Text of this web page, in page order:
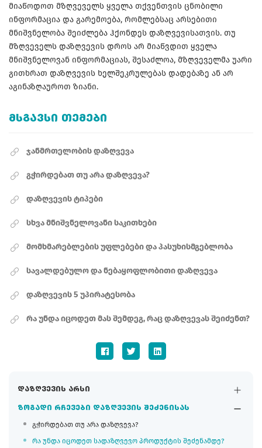
დაზღვევის არსი
ზოგადი რჩევები დაზღვევის შეძენისას
გჭირდებათ თუ არა დაზღვევა?
რა უნდა იცოდეთ სადაზღვევო პროდუქტის შეძენამდე?
მიაწოდოთ მზღვეველს ყველა თქვენთვის ცნობილი
ინფორმაცია და გარემოება, რომლებსაც არსებითი
მნიშვნელობა შეიძლება ჰქონდეს დაზღვევისათვის. თუ
მზღვეველს დაზღვევის დროს არ მიაწვდით ყველა
მნიშვნელოვან ინფორმაციას, შესაძლოა, მზღვეველმა უარი
გითხრათ დაზღვევის ხელშეკრულებას დადებაზე ან არ
აგინაზღაუროთ ზიანი.
ᲛᲡᲒᲐᲕᲡᲘ ᲗᲔᲛᲔᲑᲘ
ჯანმრთელობის დაზღვევა
გჭირდებათ თუ არა დაზღვევა?
დაზღვევის ტიპები
სხვა მნიშვნელოვანი საკითხები
მომხმარებლების უფლებები და პასუხისმგებლობა
სავალდებულო და ნებაყოფლობითი დაზღვევა
დაზღვევის 5 უპირატესობა
რა უნდა იცოდეთ მას შემდეგ, რაც დაზღვევას შეიძენთ?